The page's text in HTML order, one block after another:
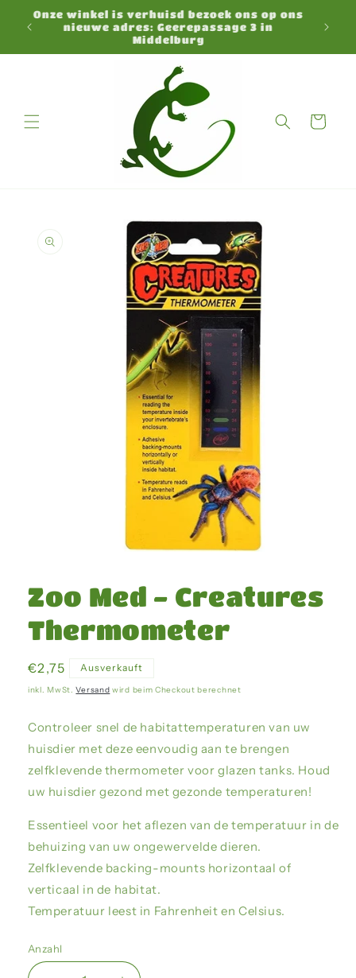
zum
Inhalt
Onze winkel is verhuisd bezoek ons op ons
nieuwe adres: Geerepassage 3 in
Middelburg
Warenkorb
Modal
öffnen
Zoo Med - Creatures
Thermometer
Normaler
Preis
€2,75 Ausverkauft
inkl. MwSt.Versand wird beim Checkout berechnet
Controleer snel de habitattemperaturen van uw
huisdier met deze eenvoudig aan te brengen
zelfklevende thermometer voor glazen tanks. Houd
uw huisdier gezond met gezonde temperaturen!
Essentieel voor het aflezen van de temperatuur in de
behuizing van uw ongewervelde dieren.
Zelfklevende backing-mounts horizontaal of
verticaal in de habitat.
Temperatuur leest in Fahrenheit en Celsius.
Anzahl